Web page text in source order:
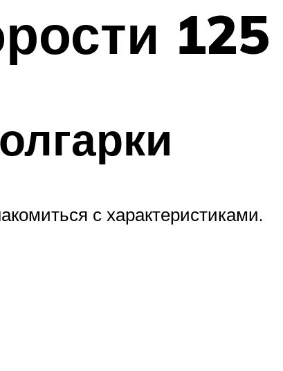
125
с характеристиками.